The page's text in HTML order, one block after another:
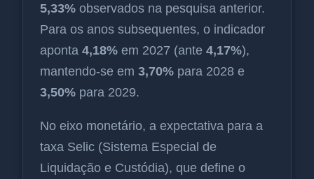
5,33% observados na pesquisa anterior.
Para os anos subsequentes, o indicador
aponta 4,18% em 2027 (ante 4,17%),
mantendo-se em 3,70% para 2028 e
3,50% para 2029.
No eixo monetário, a expectativa para a
taxa Selic (Sistema Especial de
Liquidação e Custódia), que define o